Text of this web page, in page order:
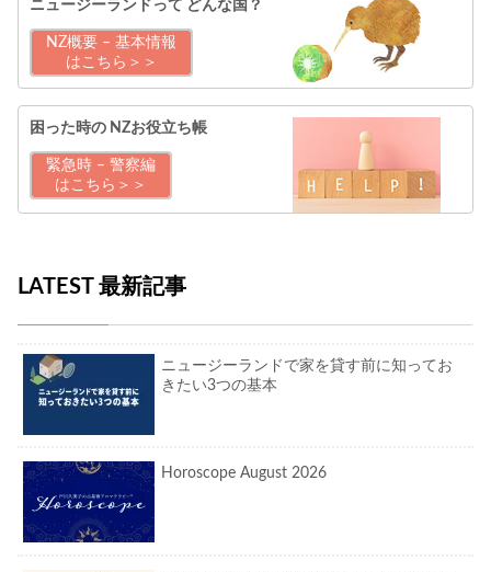
ニュージーランドって どんな国？
NZ概要 – 基本情報
はこちら＞＞
困った時の NZお役立ち帳
緊急時 – 警察編
はこちら＞＞
LATEST 最新記事
ニュージーランドで家を貸す前に知ってお
きたい3つの基本
Horoscope August 2026